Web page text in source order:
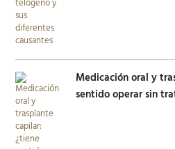
Medicación oral y
sentido operar sin